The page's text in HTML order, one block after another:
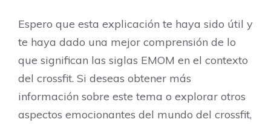
Espero que esta explicación te haya sido útil y
te haya dado una mejor comprensión de lo
que significan las siglas EMOM en el contexto
del crossfit. Si deseas obtener más
información sobre este tema o explorar otros
aspectos emocionantes del mundo del crossfit,